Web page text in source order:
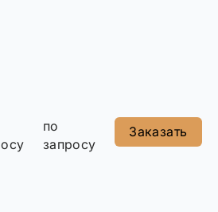
по
запросу
Заказать